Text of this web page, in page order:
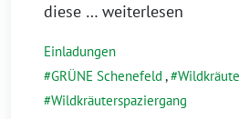
diese … weiterlesen
Einladungen
GRÜNE Schenefeld ,
Wildkräuterspaziergang